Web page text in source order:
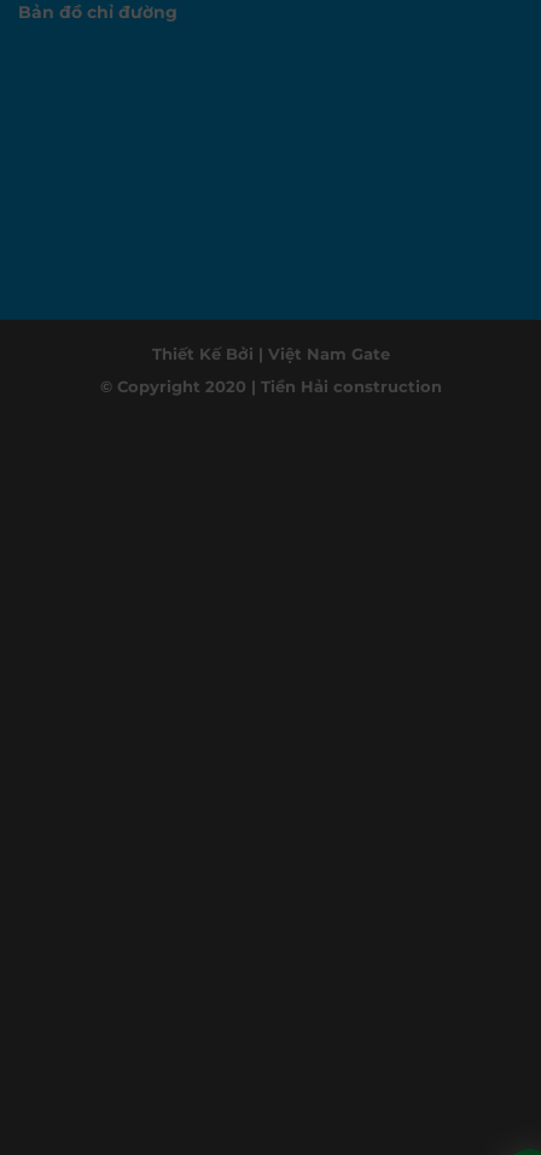
Bản đồ chỉ đường
Thiết Kế Bởi | Việt Nam Gate
© Copyright 2020 | Tiền Hải construction